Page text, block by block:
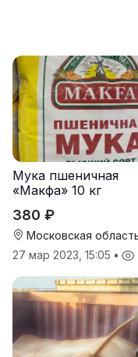
Мука пшеничная
«Макфа» 10 кг
380 ₽
Московская
27 мар 2023, 15:05 •